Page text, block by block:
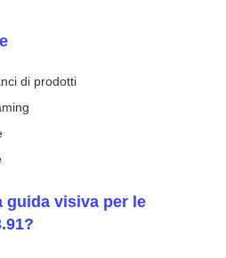
di prodotti
guida visiva per le